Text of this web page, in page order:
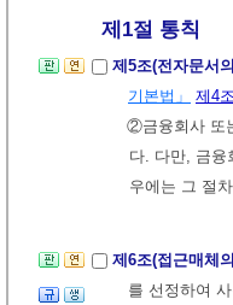
제1절 통칙
제5조(전자문서
기본법」
제4
②금융회사 또
다. 다만, 금융
우에는 그 절
제6조(접근매체
를 선정하여